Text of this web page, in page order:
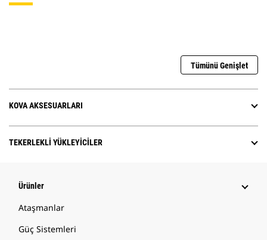
Tümünü Genişlet
KOVA AKSESUARLARI
TEKERLEKLI YÜKLEYICILER
Ürünler
Ataşmanlar
Güç Sistemleri